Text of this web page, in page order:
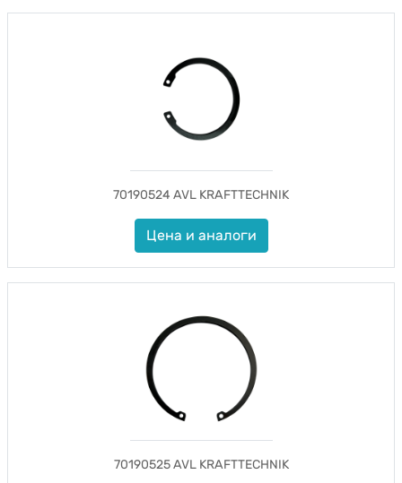
70190524 AVL KRAFTTECHNIK
Цена и аналоги
70190525 AVL KRAFTTECHNIK